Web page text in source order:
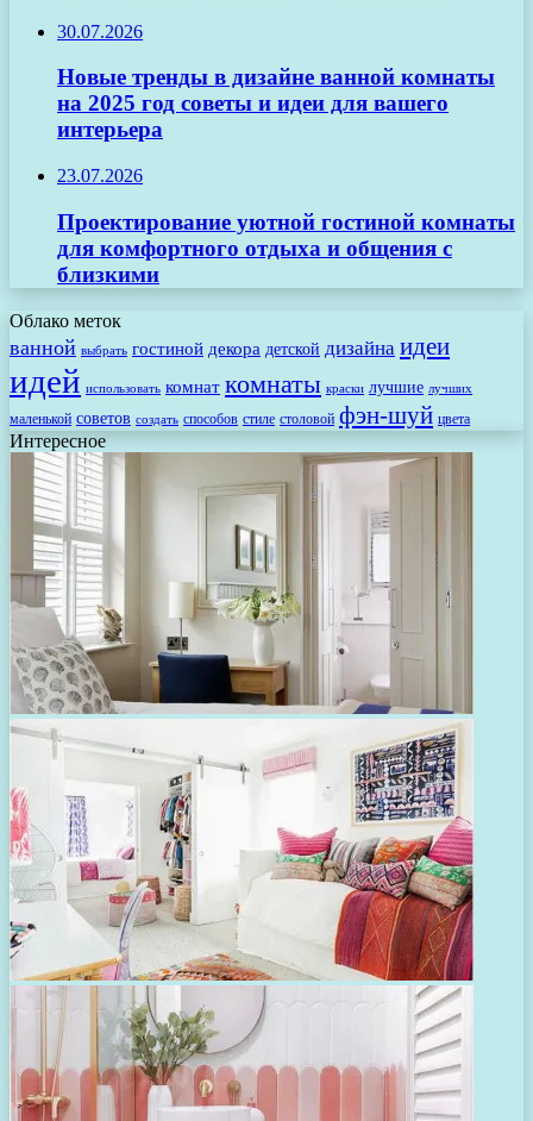
30.07.2026
Новые тренды в дизайне ванной комнаты
на 2025 год советы и идеи для вашего
интерьера
23.07.2026
Проектирование уютной гостиной комнаты
для комфортного отдыха и общения с
близкими
Облако меток
ванной выбрать гостиной декора детской дизайна идеи
идей использовать комнат комнаты краски лучшие лучших
маленькой советов создать способов стиле столовой фэн-шуй цвета
Интересное